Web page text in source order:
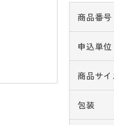
商品番号
申込単位
商品サ
包装